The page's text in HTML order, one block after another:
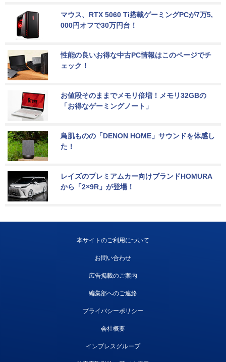
マウス、RTX 5060 Ti搭載ゲーミングPCが7万5,
000円オフで30万円台！
性能の良いお得な中古PC情報はこのページでチ
ェック！
お値段そのままでメモリ倍増！メモリ32GBの
「お得なゲーミングノート」
鳥肌ものの「DENON HOME」サウンドを体感し
た！
レイズのプレミアムカー向けブランドHOMURA
から「2×9R」が登場！
本サイトのご利用について
お問い合わせ
広告掲載のご案内
編集部へのご連絡
プライバシーポリシー
会社概要
インプレスグループ